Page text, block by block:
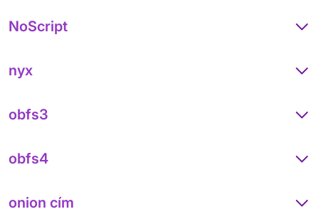
NoScript
nyx
obfs3
obfs4
onion cím